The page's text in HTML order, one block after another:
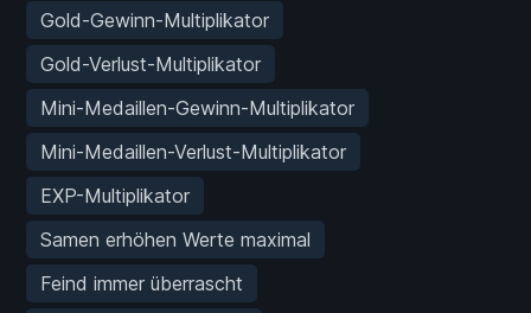
Gold-Gewinn-Multiplikator
Gold-Verlust-Multiplikator
Mini-Medaillen-Gewinn-Multiplikator
Mini-Medaillen-Verlust-Multiplikator
EXP-Multiplikator
Samen erhöhen Werte maximal
Feind immer überrascht